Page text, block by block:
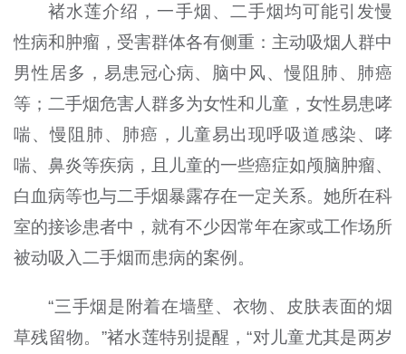
褚水莲介绍，一手烟、二手烟均可能引发慢
性病和肿瘤，受害群体各有侧重：主动吸烟人群中
男性居多，易患冠心病、脑中风、慢阻肺、肺癌
等；二手烟危害人群多为女性和儿童，女性易患哮
喘、慢阻肺、肺癌，儿童易出现呼吸道感染、哮
喘、鼻炎等疾病，且儿童的一些癌症如颅脑肿瘤、
白血病等也与二手烟暴露存在一定关系。她所在科
室的接诊患者中，就有不少因常年在家或工作场所
被动吸入二手烟而患病的案例。
“三手烟是附着在墙壁、衣物、皮肤表面的烟
草残留物。”褚水莲特别提醒，“对儿童尤其是两岁